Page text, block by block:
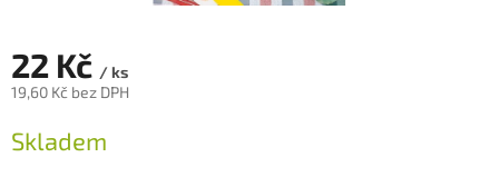
22 Kč / ks
19,60 Kč bez DPH
cena:
Skladem